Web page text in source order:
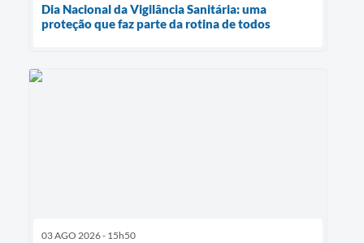
Dia Nacional da Vigilância Sanitária: uma
proteção que faz parte da rotina de todos
03 AGO 2026 - 15h50